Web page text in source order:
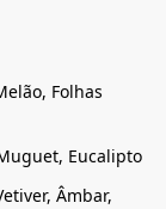
Folhas
Eucalipto
Âmbar,